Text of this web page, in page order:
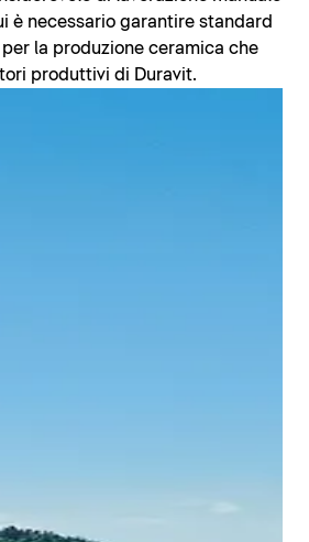
è necessario garantire standard
la produzione ceramica che
produttivi di Duravit.